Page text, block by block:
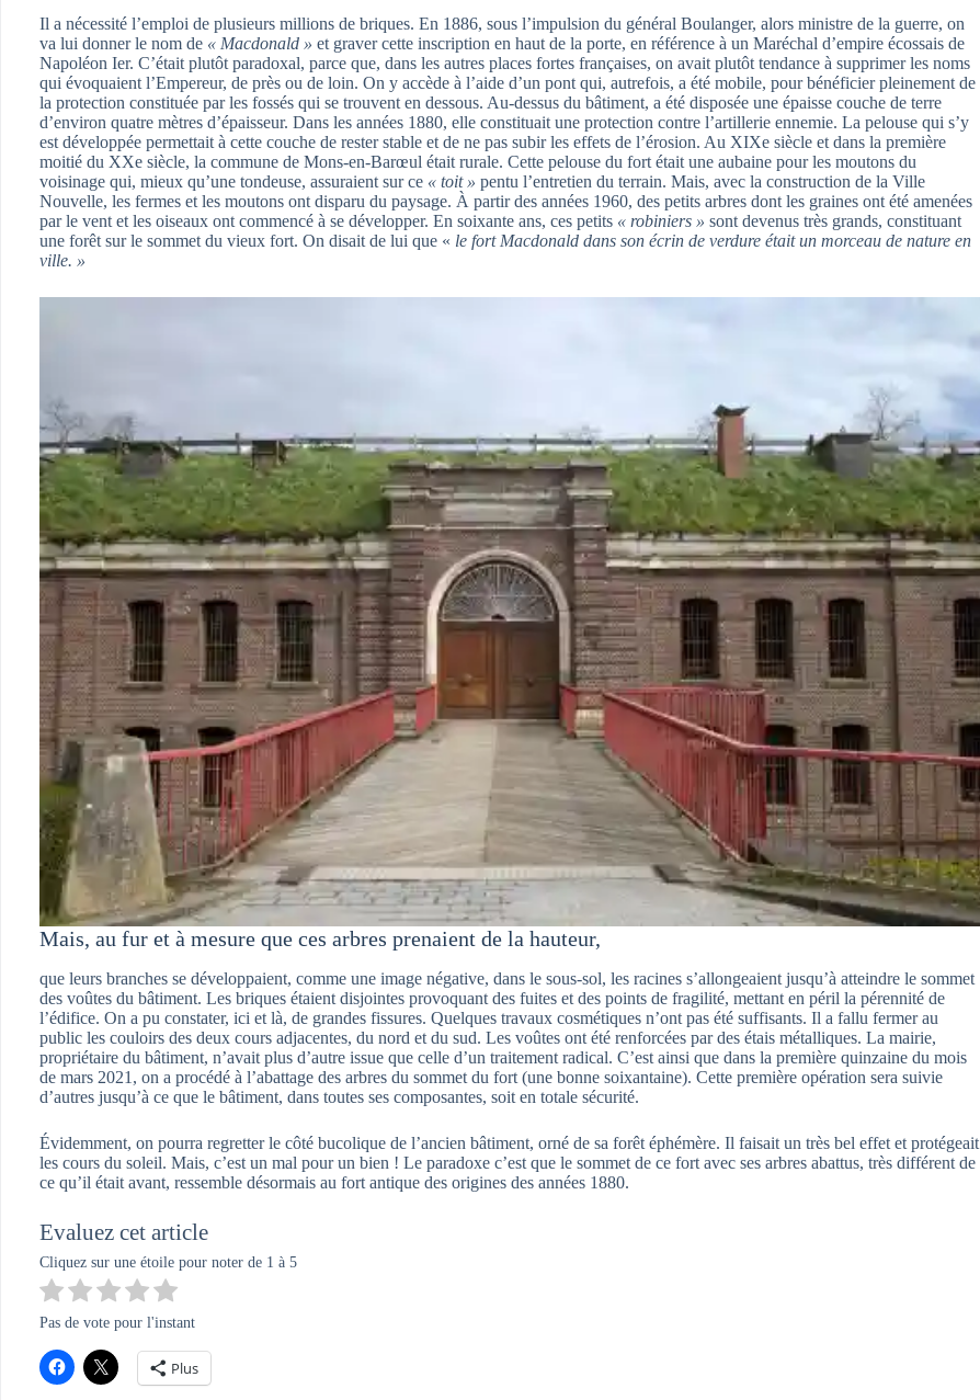
Il a nécessité l’emploi de plusieurs millions de briques. En 1886, sous l’impulsion du général Boulanger, alors ministre de la guerre, on
va lui donner le nom de « Macdonald » et graver cette inscription en haut de la porte, en référence à un Maréchal d’empire écossais de
Napoléon Ier. C’était plutôt paradoxal, parce que, dans les autres places fortes françaises, on avait plutôt tendance à supprimer les noms
qui évoquaient l’Empereur, de près ou de loin. On y accède à l’aide d’un pont qui, autrefois, a été mobile, pour bénéficier pleinement de
la protection constituée par les fossés qui se trouvent en dessous. Au-dessus du bâtiment, a été disposée une épaisse couche de terre
d’environ quatre mètres d’épaisseur. Dans les années 1880, elle constituait une protection contre l’artillerie ennemie. La pelouse qui s’y
est développée permettait à cette couche de rester stable et de ne pas subir les effets de l’érosion. Au XIXe siècle et dans la première
moitié du XXe siècle, la commune de Mons-en-Barœul était rurale. Cette pelouse du fort était une aubaine pour les moutons du
voisinage qui, mieux qu’une tondeuse, assuraient sur ce « toit » pentu l’entretien du terrain. Mais, avec la construction de la Ville
Nouvelle, les fermes et les moutons ont disparu du paysage. À partir des années 1960, des petits arbres dont les graines ont été amenées
par le vent et les oiseaux ont commencé à se développer. En soixante ans, ces petits « robiniers » sont devenus très grands, constituant
une forêt sur le sommet du vieux fort. On disait de lui que « le fort Macdonald dans son écrin de verdure était un morceau de nature en
ville. »
Mais, au fur et à mesure que ces arbres prenaient de la hauteur,
que leurs branches se développaient, comme une image négative, dans le sous-sol, les racines s’allongeaient jusqu’à atteindre le sommet
des voûtes du bâtiment. Les briques étaient disjointes provoquant des fuites et des points de fragilité, mettant en péril la pérennité de
l’édifice. On a pu constater, ici et là, de grandes fissures. Quelques travaux cosmétiques n’ont pas été suffisants. Il a fallu fermer au
public les couloirs des deux cours adjacentes, du nord et du sud. Les voûtes ont été renforcées par des étais métalliques. La mairie,
propriétaire du bâtiment, n’avait plus d’autre issue que celle d’un traitement radical. C’est ainsi que dans la première quinzaine du mois
de mars 2021, on a procédé à l’abattage des arbres du sommet du fort (une bonne soixantaine). Cette première opération sera suivie
d’autres jusqu’à ce que le bâtiment, dans toutes ses composantes, soit en totale sécurité.
Évidemment, on pourra regretter le côté bucolique de l’ancien bâtiment, orné de sa forêt éphémère. Il faisait un très bel effet et protégeait
les cours du soleil. Mais, c’est un mal pour un bien ! Le paradoxe c’est que le sommet de ce fort avec ses arbres abattus, très différent de
ce qu’il était avant, ressemble désormais au fort antique des origines des années 1880.
Evaluez cet article
Cliquez sur une étoile pour noter de 1 à 5
Pas de vote pour l'instant
Plus